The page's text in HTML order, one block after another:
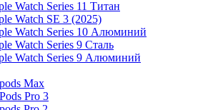
Watch Series 11 Титан
Watch SE 3 (2025)
Watch Series 10 Алюминий
Watch Series 9 Сталь
Watch Series 9 Алюминий
Max
Pro 3